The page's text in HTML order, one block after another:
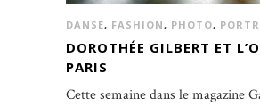
DANSE, FASHION, PHOTO,
DOROTHÉE GILBERT ET
PARIS
Cette semaine dans le magazine